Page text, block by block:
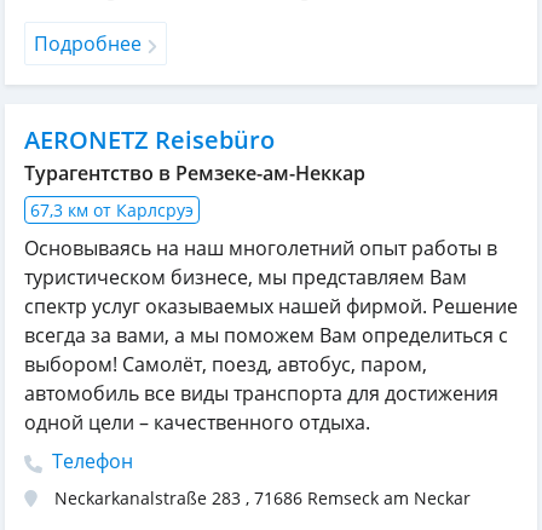
Подробнее
AERONETZ Reisebüro
Турагентство в Ремзеке-ам-Неккар
67,3 км от Карлсруэ
Основываясь на наш многолетний опыт работы в
туристическом бизнесе, мы представляем Вам
спектр услуг оказываемых нашей фирмой. Решение
всегда за вами, а мы поможем Вам определиться с
выбором! Самолёт, поезд, автобус, паром,
автомобиль все виды транспорта для достижения
одной цели – качественного отдыха.
Телефон
Neckarkanalstraße 283 , 71686 Remseck am Neckar